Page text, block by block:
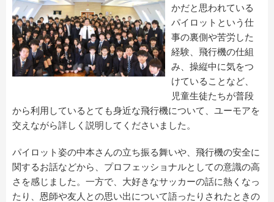
かだと思われている
パイロットという仕
事の裏側や苦労した
経験、飛行機の仕組
み、操縦中に気をつ
けていることなど、
児童生徒たちが普段
から利用しているとても身近な飛行機について、ユーモアを
交えながら詳しく説明してくださいました。
パイロット姿の中本さんの立ち振る舞いや、飛行機の安全に
関するお話などから、プロフェッショナルとしての意識の高
さを感じました。一方で、大好きなサッカーの話に熱くなっ
たり、恩師や友人との思い出について語ったりされたときの